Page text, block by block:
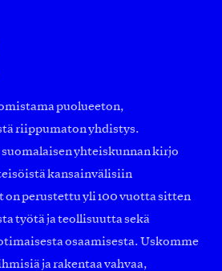
puolueeton,
riippumaton yhdistys.
suomalaisen yhteiskunnan kirjo
kansainvälisiin
perustettu yli 100 vuotta sitten
työtä ja teollisuutta sekä
osaamisesta. Uskomme
ja rakentaa vahvaa,